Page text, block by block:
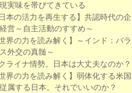
実味を帯びてきている
日本の活力を再生する】共認時代の企
営～自主活動のすすめ～
世界の力を読み解く】～インド：バラ
外交の真髄～
ライナ情勢。日本は大丈夫なのか？
世界の力を読み解く】弱体化する米国
属する日本。それでいいのか？